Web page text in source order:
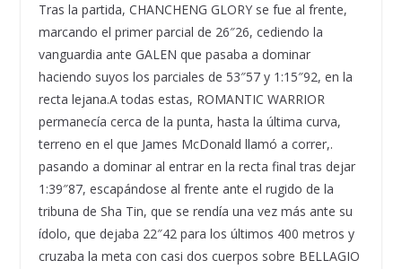
Tras la partida, CHANCHENG GLORY se fue al frente,
marcando el primer parcial de 26″26, cediendo la
vanguardia ante GALEN que pasaba a dominar
haciendo suyos los parciales de 53″57 y 1:15″92, en la
recta lejana.A todas estas, ROMANTIC WARRIOR
permanecía cerca de la punta, hasta la última curva,
terreno en el que James McDonald llamó a correr,.
pasando a dominar al entrar en la recta final tras dejar
1:39″87, escapándose al frente ante el rugido de la
tribuna de Sha Tin, que se rendía una vez más ante su
ídolo, que dejaba 22″42 para los últimos 400 metros y
cruzaba la meta con casi dos cuerpos sobre BELLAGIO